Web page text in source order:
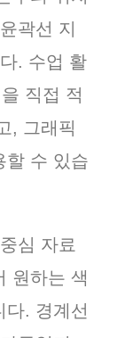
곽선 지
. 수업 활
직접 적
, 그래픽
할 수 있습
심 자료
원하는 색
다. 경계선